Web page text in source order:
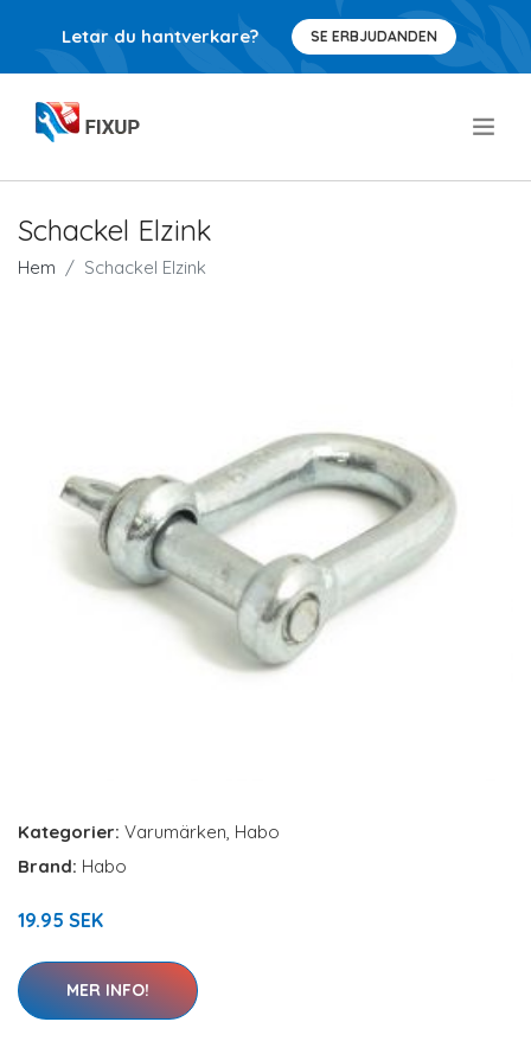
Letar du hantverkare? SE ERBJUDANDEN
Schackel Elzink
Hem Schackel Elzink
Kategorier: Varumärken, Habo
Brand: Habo
19.95 SEK
MER INFO!